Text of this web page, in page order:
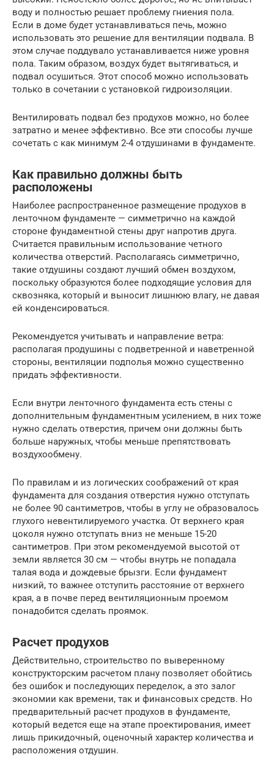
воду и полностью решает проблему гниения пола.
Если в доме будет устанавливаться печь, можно
использовать это решение для вентиляции подвала. В
этом случае поддувало устанавливается ниже уровня
пола. Таким образом, воздух будет вытягиваться, и
подвал осушиться. Этот способ можно использовать
только в сочетании с установкой гидроизоляции.
Вентилировать подвал без продухов можно, но более
затратно и менее эффективно. Все эти способы лучше
сочетать с как минимум 2-4 отдушинами в фундаменте.
Как правильно должны быть
расположены
Наиболее распространенное размещение продухов в
ленточном фундаменте — симметрично на каждой
стороне фундаментной стены друг напротив друга.
Считается правильным использование четного
количества отверстий. Располагаясь симметрично,
такие отдушины создают лучший обмен воздухом,
поскольку образуются более подходящие условия для
сквозняка, который и выносит лишнюю влагу, не давая
ей конденсироваться.
Рекомендуется учитывать и направление ветра:
располагая продушины с подветренной и наветренной
стороны, вентиляции подполья можно существенно
придать эффективности.
Если внутри ленточного фундамента есть стены с
дополнительным фундаментным усилением, в них тоже
нужно сделать отверстия, причем они должны быть
больше наружных, чтобы меньше препятствовать
воздухообмену.
По правилам и из логических соображений от края
фундамента для создания отверстия нужно отступать
не более 90 сантиметров, чтобы в углу не образовалось
глухого невентилируемого участка. От верхнего края
цоколя нужно отступать вниз не меньше 15-20
сантиметров. При этом рекомендуемой высотой от
земли является 30 см — чтобы внутрь не попадала
талая вода и дождевые брызги. Если фундамент
низкий, то важнее отступить расстояние от верхнего
края, а в почве перед вентиляционным проемом
понадобится сделать проямок.
Расчет продухов
Действительно, строительство по выверенному
конструкторским расчетом плану позволяет обойтись
без ошибок и последующих переделок, а это залог
экономии как времени, так и финансовых средств. Но
предварительный расчет продухов в фундаменте,
который ведется еще на этапе проектирования, имеет
лишь прикидочный, оценочный характер количества и
расположения отдушин.